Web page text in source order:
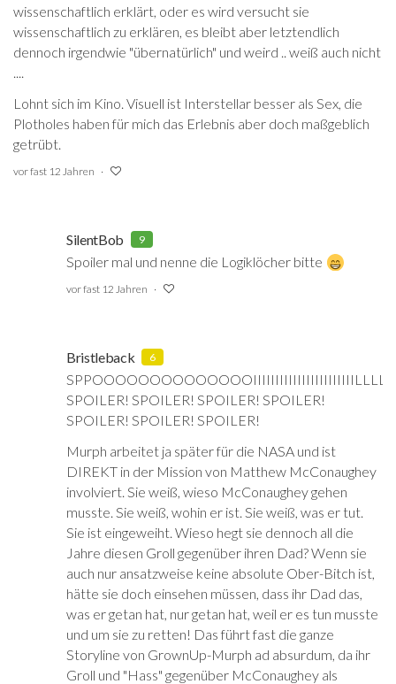
wissenschaftlich erklärt, oder es wird versucht sie
wissenschaftlich zu erklären, es bleibt aber letztendlich
dennoch irgendwie "übernatürlich" und weird .. weiß auch nicht
Lohnt sich im Kino. Visuell ist Interstellar besser als Sex, die
Plotholes haben für mich das Erlebnis aber doch maßgeblich
getrübt.
vor fast 12 Jahren
SilentBob 9
Spoiler mal und nenne die Logiklöcher bitte
vor fast 12 Jahren
Bristleback 6
SPOILER! SPOILER! SPOILER! SPOILER!
SPOILER! SPOILER! SPOILER!
Murph arbeitet ja später für die NASA und ist
DIREKT in der Mission von Matthew McConaughey
involviert. Sie weiß, wieso McConaughey gehen
musste. Sie weiß, wohin er ist. Sie weiß, was er tut.
Sie ist eingeweiht. Wieso hegt sie dennoch all die
Jahre diesen Groll gegenüber ihren Dad? Wenn sie
auch nur ansatzweise keine absolute Ober-Bitch ist,
hätte sie doch einsehen müssen, dass ihr Dad das,
was er getan hat, nur getan hat, weil er es tun musste
und um sie zu retten! Das führt fast die ganze
Storyline von GrownUp-Murph ad absurdum, da ihr
Groll und "Hass" gegenüber McConaughey als